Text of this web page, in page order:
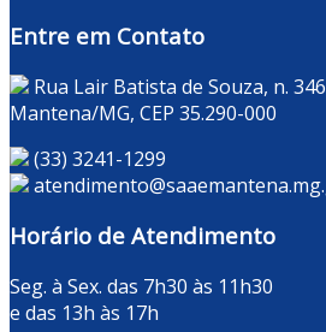
Entre em Contato
Rua Lair Batista de Souza, n.
Mantena/MG, CEP 35.290-000
(33) 3241-1299
Horário de Atendimento
Seg. à Sex. das 7h30 às 11h30
e das 13h às 17h